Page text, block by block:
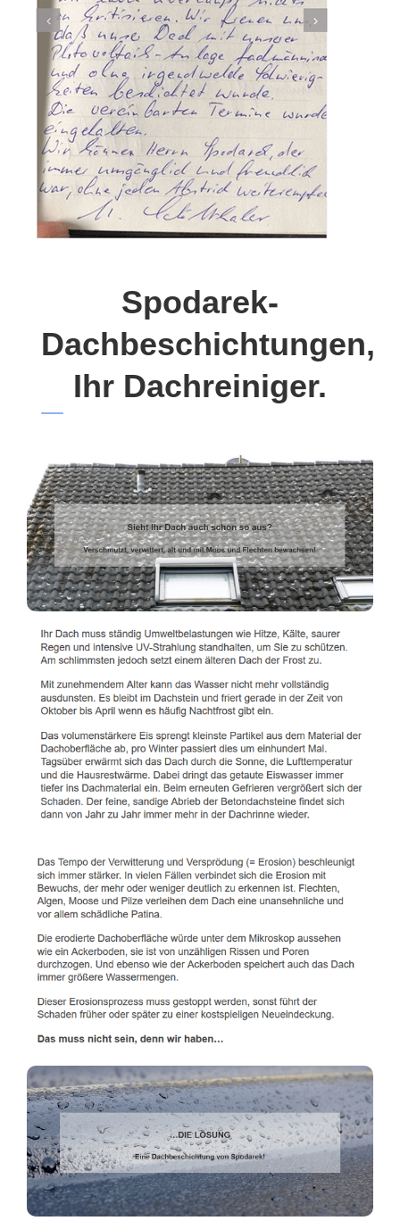
Spodarek-
Dachbeschichtungen,
Ihr Dachreiniger.